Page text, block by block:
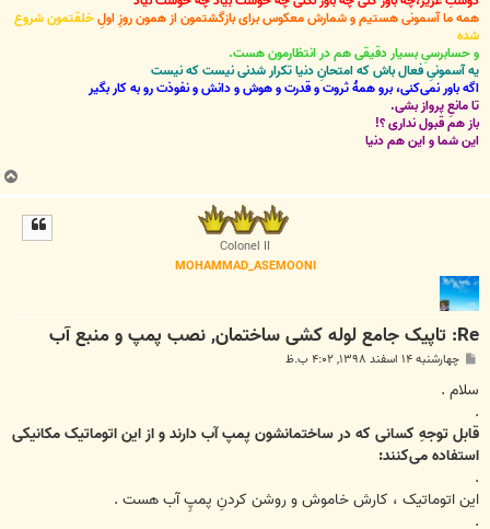
همه ما آسمونی هستیم و شمارش معکوس برای بازگشتمون از همون روزِ اولِخلقتمون شروع
شده
و حسابرسیِ بسیار دقیقی هم در انتظارمون هست.
یه آسمونیِ فعال باش که امتحانِ دنیا تکرار شدنی نیست که نیست
اگه باور نمی‌کنی، برو همۀ ثروت و قدرت و هوش و دانش و نفوذت رو به کار بگیر
تا مانعِ پرواز بشی.
باز هم قبول نداری ؟!
این شما و این هم دنیا
ب
ا
Colonel II
MOHAMMAD_ASEMOONI
Re: تاپیک جامع لوله کشی ساختمان, نصب پمپ و منبع آب
پ
ت
چهارشنبه ۱۴ اسفند ۱۳۹۸, ۴:۰۲ ب.ظ
سلام .
قابل توجهِ کسانی که در ساختمانشون پمپ آب دارند و از این اتوماتیک مکانیکی
استفاده می‌کنند:
این اتوماتیک ، کارش خاموش و روشن کردنِ پمپِ آب هست .